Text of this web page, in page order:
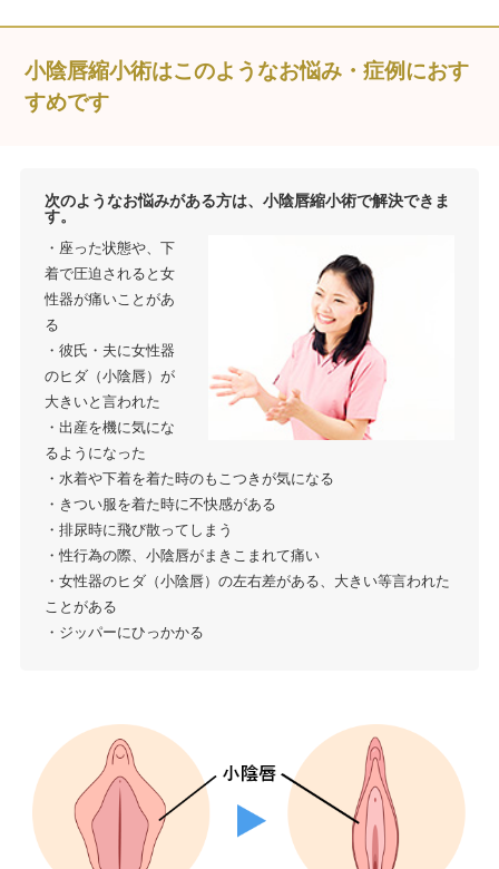
小陰唇縮小術はこのようなお悩み・症例におす
すめです
次のようなお悩みがある方は、小陰唇縮小術で解決できま
す。
・座った状態や、下
着で圧迫されると女
性器が痛いことがあ
る
・彼氏・夫に女性器
のヒダ（小陰唇）が
大きいと言われた
・出産を機に気にな
るようになった
・水着や下着を着た時のもこつきが気になる
・きつい服を着た時に不快感がある
・排尿時に飛び散ってしまう
・性行為の際、小陰唇がまきこまれて痛い
・女性器のヒダ（小陰唇）の左右差がある、大きい等言われた
ことがある
・ジッパーにひっかかる